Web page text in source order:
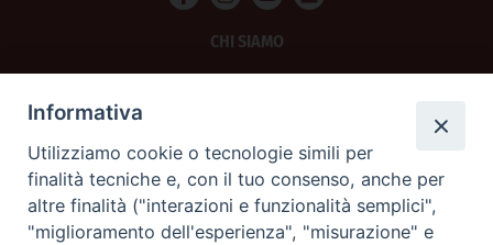
CHI SIAMO
SCRIVICI
Informativa
Utilizziamo cookie o tecnologie simili per
finalità tecniche e, con il tuo consenso, anche per
altre finalità ("interazioni e funzionalità semplici",
"miglioramento dell'esperienza", "misurazione" e